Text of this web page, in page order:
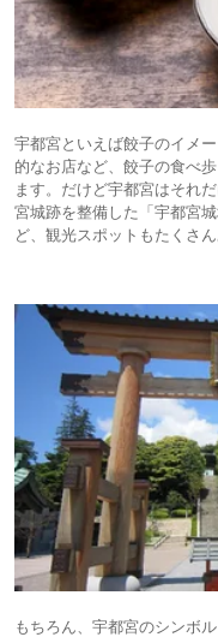
宇都宮といえば餃子のイメ
的なお店など、餃子の食べ
ます。だけど宇都宮はそれ
宮城跡を整備した「宇都宮
ど、観光スポットもたくさん
もちろん、宇都宮のシンボ